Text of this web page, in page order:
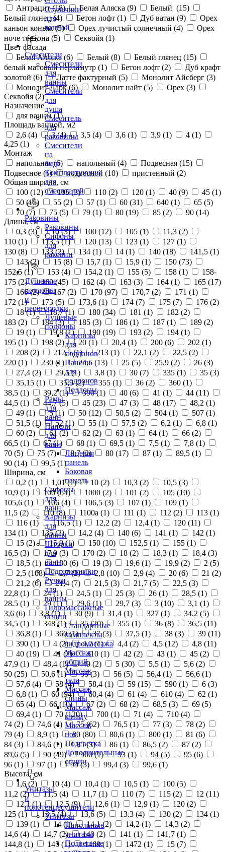
Стульчики
для
ванной
Смесители
Смесители
для
ванны
Смесители
для
душа
Смеситель
для
раковины
Смесители
на
биде
Комплектующие
для
смесителей
Раковины
Раковины
Сифоны
для
раковин
Душевые
поддоны
и
перегородки
Душевые
поддоны
Карнизы
для
поддонов
Панели
для
поддонов
Поддоны
Рамы
для
ванн
Панели
для
ванн
Лицевая
панель
Боковая
панель
Сифоны
для
ванн
Карнизы
для
ванны
Шторки
для
ванн
Подголовники
Ручки
для
ванны
Гидромассажные
опции
Стандартные
комплекты
гидромассажа
Массаж
общий
Массаж
тела
Массаж
спины
Массаж
шиацу
Массаж
ног
Подсветка
Дополнительные
опции
Унитазы
и
полотенцесушители
Унитазы
Напольные
унитазы
Подвесные
Антрацит (18) Белая Аляска (9) Белый (15)
Белый глянец (4) Бетон лофт (1) Дуб ватан (9)
Орех
каньон коньяк (5) Орех лучистый солнечный (4)
Орех
ноче тортона (5) Секвойя (1)
Цвет фасада
Белая Аляска (6) Белый (8) Белый глянец (15)
белый матовый перламутр (1) Бетон лофт (2)
Дуб крафт
золотой (6) Латте фактурный (5) Монолит Айсберг (3)
Монолит Дарк (6) Монолит найт (5) Орех (3)
Секвойя (2)
Назначение
для ванны (1)
Площадь ванной, м2
2,6 (4) 3 (4) 3,5 (4) 3,6 (1) 3,9 (1) 4 (1)
4,25 (1)
Монтаж
напольная (6) напольный (4) Подвесная (15)
Подвесное (1) подвесной (10) пристенный (2)
Общая ширина, см
100 (12) 105 (3) 110 (2) 120 (1) 40 (9) 45 (1)
50 (15) 55 (2) 57 (1) 60 (31) 640 (1) 65 (5)
70 (7) 75 (5) 79 (1) 80 (19) 85 (2) 90 (14)
Длина, см
0,3 (3) 10 (3) 100 (12) 105 (1) 11,3 (2)
110 (1) 113,5 (1) 120 (13) 123 (1) 127 (1)
130 (8) 133 (2) 134 (1) 14 (1) 140 (18) 141,5 (1)
143 (2) 15 (8) 15,7 (1) 15,9 (1) 150 (73)
152,5 (1) 153 (4) 154,2 (1) 155 (5) 158 (1)
158-
175 (2) 160 (45) 162 (4) 163 (3) 164 (1) 165 (17)
166 (2) 167 (2) 170 (97) 170,7 (2) 171 (1)
172 (1) 173 (5) 173,6 (1) 174 (7) 175 (7) 176 (2)
18 (1) 18,7 (1) 180 (34) 181 (1) 182 (2)
183 (2) 184 (3) 185 (3) 186 (1) 187 (1) 189 (2)
19 (1) 19,8 (1) 190 (19) 193 (2) 194 (1)
195 (1) 198 (2) 20 (1) 20,4 (1) 200 (6) 202 (1)
208 (2) 212,5 (1) 213 (1) 22,1 (2) 22,5 (2)
220 (1) 230 (1) 24,5 (13) 25 (5) 25,9 (2) 26 (3)
27,4 (2) 29,5 (1) 3,8 (1) 30 (7) 335 (1) 35 (3)
35,15 (1) 35,5 (2) 355 (1) 36 (2) 360 (1)
38,5 (1) 39,2 (1) 390 (1) 40 (6) 41 (1) 44 (11)
44,5 (1) 44,7 (5) 45 (23) 47 (3) 48 (17) 48,2 (1)
49 (1) 5 (1) 50 (12) 50,5 (2) 504 (1) 507 (1)
51,5 (1) 52 (1) 55 (1) 57,5 (2) 6,2 (1) 6,8 (1)
60 (2) 61 (2) 62 (2) 63 (1) 64 (1) 66 (2)
66,5 (1) 67 (1) 68 (1) 69,5 (1) 7,5 (1) 7,8 (1)
70 (5) 75 (7) 8,7 (2) 80 (17) 87 (1) 89,5 (1)
90 (14) 99,5 (1)
Ширина, см
0,2 (1) 1,01 (1) 10 (2) 10,3 (2) 10,5 (3)
10,9 (1) 100 (64) 1000 (2) 101 (2) 105 (10)
105,6 (1) 106 (4) 106,5 (3) 107 (1) 109 (1)
11,5 (2) 110 (8) 1100а (1) 111 (1) 112 (2) 113 (1)
116 (1) 116,5 (1) 12,2 (2) 12,4 (1) 120 (11)
134 (1) 135 (2) 14,2 (4) 140 (6) 141 (1) 142 (1)
15 (2) 15,9 (1) 150 (10) 152,5 (1) 155 (1)
16,5 (3) 17,9 (3) 170 (2) 18 (2) 18,3 (1) 18,4 (3)
18,5 (1) 180 (6) 19 (3) 19,6 (1) 19,9 (2) 2 (5)
2,5 (108) 2,7 (2) 2,8 (10) 2,9 (4) 20 (6) 21 (2)
21,2 (6) 21,4 (7) 21,5 (3) 21,7 (5) 22,5 (3)
22,8 (1) 24 (1) 24,5 (1) 25 (3) 26 (1) 28,5 (1)
28.5 (1) 29 (1) 29,6 (1) 29,7 (3) 3 (10) 3,1 (1)
3,6 (6) 3,8 (1) 30 (9) 31,4 (1) 327 (1) 34,2 (5)
34,5 (1) 348 (1) 35 (20) 355 (1) 36 (8) 36,5 (11)
36,8 (1) 360 (1) 37 (3) 37,5 (1) 38 (3) 39 (11)
390 (1) 4 (2) 4,2 (1) 4,4 (2) 4,5 (12) 4,8 (11)
40 (19) 41 (2) 410 (1) 42 (2) 43 (1) 45 (2)
47,9 (1) 48,4 (1) 49 (2) 5 (30) 5,5 (1) 5,6 (2)
50 (25) 50,6 (1) 55 (3) 56 (5) 56,4 (1) 56,6 (1)
57,6 (4) 58 (4) 58,4 (1) 59 (15) 590 (1) 6 (3)
6,8 (1) 60 (94) 60,4 (4) 61 (4) 610 (4) 62 (1)
65 (4) 66 (10) 67 (2) 68 (2) 68,5 (3) 69 (5)
69,4 (1) 70 (120) 700 (1) 71 (4) 710 (4)
74 (2) 74,6 (4) 75 (62) 76,5 (1) 77 (3) 78 (2)
79 (4) 8,9 (1) 80 (80) 80,6 (1) 800 (1) 81 (6)
84 (3) 84,6 (1) 85 (3) 86 (1) 86,5 (2) 87 (2)
89,6 (5) 90 (49) 900 (1) 93 (1) 94 (5) 95 (6)
96 (1) 97 (1) 99 (3) 99,4 (3) 99,6 (1)
Высота, см
1,6 (2) 10 (4) 10,4 (1) 10,5 (1) 100 (5)
11,2 (2) 11,5 (4) 11,7 (1) 110 (7) 115 (2) 12 (11)
12,1 (1) 12,5 (9) 12,6 (1) 12,9 (1) 120 (2)
125 (1) 13,5 (4) 13,6 (5) 13.3 (4) 130 (2) 134 (1)
139 (1) 14 (1) 14,1 (2) 14,2 (1) 14,3 (2)
14,6 (4) 14,7 (2) 140 (2) 141 (1) 141,7 (1)
144,8 (1) 145 (1) 1468 (1) 1472 (1) 15 (7)